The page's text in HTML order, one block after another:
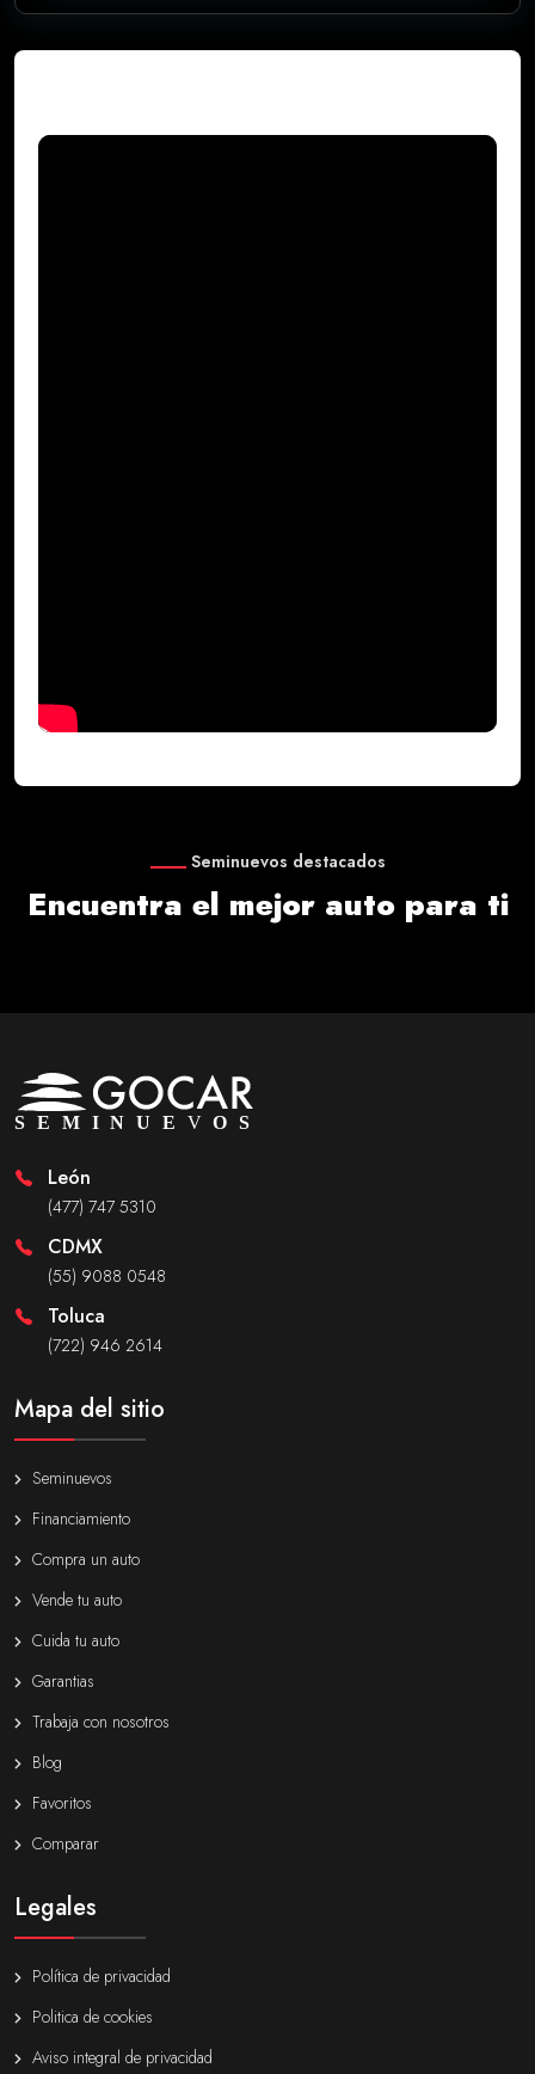
Seminuevos destacados
Encuentra el mejor auto para ti
León
(477) 747 5310
CDMX
(55) 9088 0548
Toluca
(722) 946 2614
Mapa del sitio
Seminuevos
Financiamiento
Compra un auto
Vende tu auto
Cuida tu auto
Garantias
Trabaja con nosotros
Blog
Favoritos
Comparar
Legales
Política de privacidad
Politica de cookies
Aviso integral de privacidad